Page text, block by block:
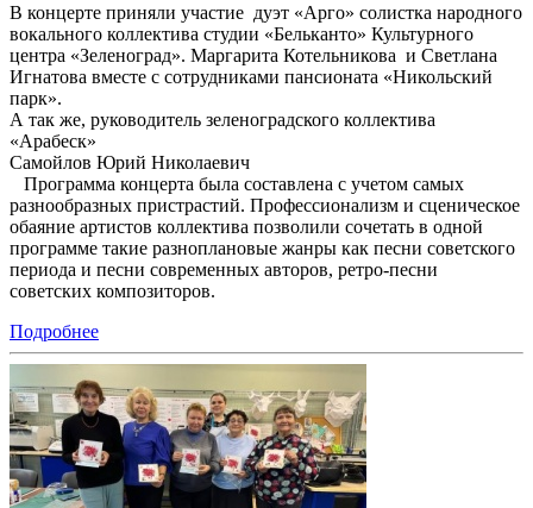
В концерте приняли участие дуэт «Арго» солистка народного
вокального коллектива студии «Бельканто» Культурного
центра «Зеленоград». Маргарита Котельникова и Светлана
Игнатова вместе с сотрудниками пансионата «Никольский
парк».
А так же, руководитель зеленоградского коллектива
«Арабеск»
Самойлов Юрий Николаевич
Программа концерта была составлена с учетом самых
разнообразных пристрастий. Профессионализм и сценическое
обаяние артистов коллектива позволили сочетать в одной
программе такие разноплановые жанры как песни советского
периода и песни современных авторов, ретро-песни
советских композиторов.
Подробнее